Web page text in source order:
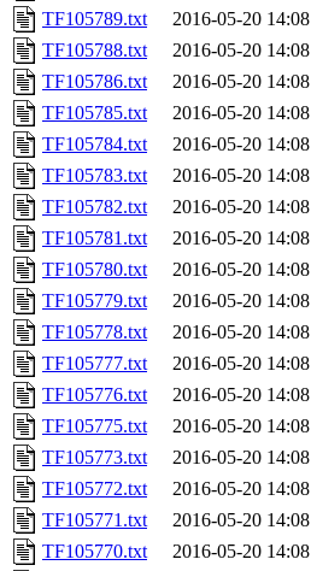
TF105789.txt
2016-05-20 14:08
TF105788.txt
2016-05-20 14:08
TF105786.txt
2016-05-20 14:08
TF105785.txt
2016-05-20 14:08
TF105784.txt
2016-05-20 14:08
TF105783.txt
2016-05-20 14:08
TF105782.txt
2016-05-20 14:08
TF105781.txt
2016-05-20 14:08
TF105780.txt
2016-05-20 14:08
TF105779.txt
2016-05-20 14:08
TF105778.txt
2016-05-20 14:08
TF105777.txt
2016-05-20 14:08
TF105776.txt
2016-05-20 14:08
TF105775.txt
2016-05-20 14:08
TF105773.txt
2016-05-20 14:08
TF105772.txt
2016-05-20 14:08
TF105771.txt
2016-05-20 14:08
TF105770.txt
2016-05-20 14:08